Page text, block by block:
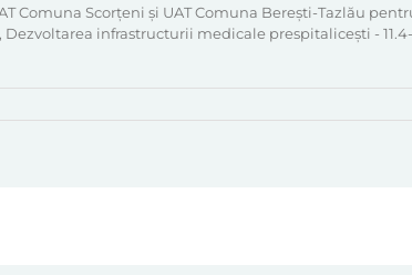
Comuna Scorțeni și UAT Comuna Berești-Tazlău
Dezvoltarea infrastructurii medicale prespitalicești -